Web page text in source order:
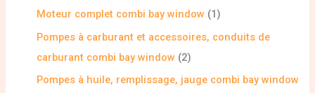
Moteur complet combi bay window
1
Pompes à carburant et accessoires, conduits de
carburant combi bay window
2
Pompes à huile, remplissage, jauge combi bay window